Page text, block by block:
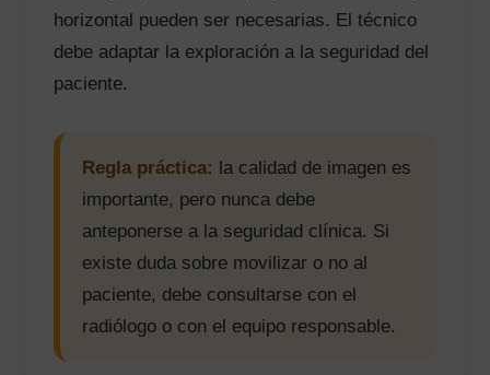
horizontal pueden ser necesarias. El técnico
debe adaptar la exploración a la seguridad del
paciente.
Regla práctica: la calidad de imagen es
importante, pero nunca debe
anteponerse a la seguridad clínica. Si
existe duda sobre movilizar o no al
paciente, debe consultarse con el
radiólogo o con el equipo responsable.